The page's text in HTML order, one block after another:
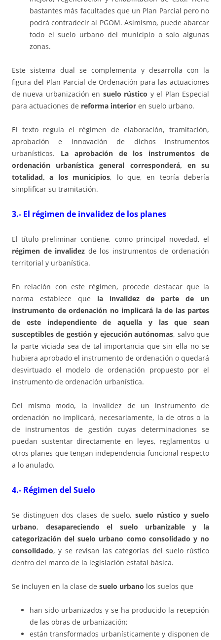
bastantes más facultades que un Plan Parcial pero no
podrá contradecir al PGOM. Asimismo, puede abarcar
todo el suelo urbano del municipio o solo algunas
zonas.
Este sistema dual se complementa y desarrolla con la
figura del Plan Parcial de Ordenación para las actuaciones
de nueva urbanización en suelo rústico y el Plan Especial
para actuaciones de reforma interior en suelo urbano.
El texto regula el régimen de elaboración, tramitación,
aprobación e innovación de dichos instrumentos
urbanísticos. La aprobación de los instrumentos de
ordenación urbanística general corresponderá, en su
totalidad, a los municipios, lo que, en teoría debería
simplificar su tramitación.
3.- El régimen de invalidez de los planes
El título preliminar contiene, como principal novedad, el
régimen de invalidez de los instrumentos de ordenación
territorial y urbanística.
En relación con este régimen, procede destacar que la
norma establece que la invalidez de parte de un
instrumento de ordenación no implicará la de las partes
de este independiente de aquella y las que sean
susceptibles de gestión y ejecución autónomas, salvo que
la parte viciada sea de tal importancia que sin ella no se
hubiera aprobado el instrumento de ordenación o quedará
desvirtuado el modelo de ordenación propuesto por el
instrumento de ordenación urbanística.
Del mismo modo, la invalidez de un instrumento de
ordenación no implicará, necesariamente, la de otros o la
de instrumentos de gestión cuyas determinaciones se
puedan sustentar directamente en leyes, reglamentos u
otros planes que tengan independencia funcional respecto
a lo anulado.
4.- Régimen del Suelo
Se distinguen dos clases de suelo, suelo rústico y suelo
urbano, desapareciendo el suelo urbanizable y la
categorización del suelo urbano como consolidado y no
consolidado, y se revisan las categorías del suelo rústico
dentro del marco de la legislación estatal básica.
Se incluyen en la clase de suelo urbano los suelos que
han sido urbanizados y se ha producido la recepción
de las obras de urbanización;
están transformados urbanísticamente y disponen de